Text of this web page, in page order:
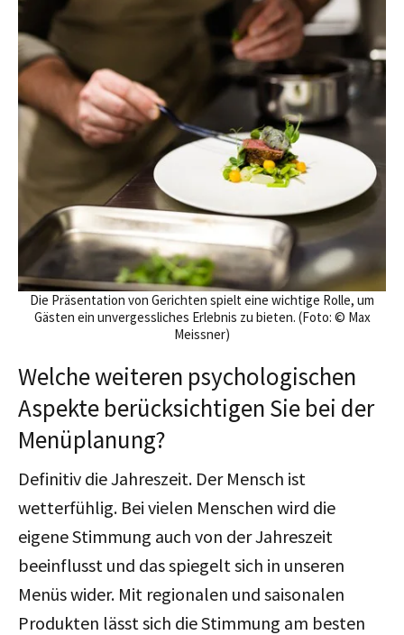
Die Präsentation von Gerichten spielt eine wichtige Rolle, um
Gästen ein unvergessliches Erlebnis zu bieten. (Foto: © Max
Meissner)
Welche weiteren psychologischen
Aspekte berücksichtigen Sie bei der
Menüplanung?
Definitiv die Jahreszeit. Der Mensch ist
wetterfühlig. Bei vielen Menschen wird die
eigene Stimmung auch von der Jahreszeit
beeinflusst und das spiegelt sich in unseren
Menüs wider. Mit regionalen und saisonalen
Produkten lässt sich die Stimmung am besten